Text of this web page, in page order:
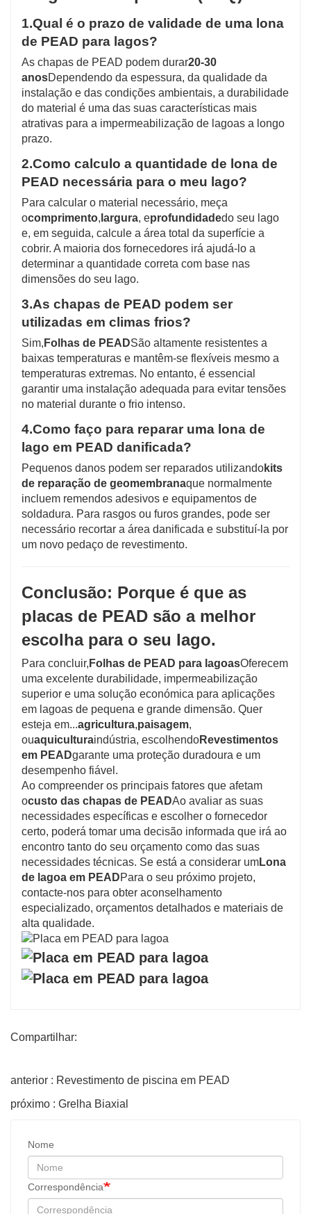
1.Qual é o prazo de validade de uma lona
de PEAD para lagos?
As chapas de PEAD podem durar20-30
anosDependendo da espessura, da qualidade da
instalação e das condições ambientais, a durabilidade
do material é uma das suas características mais
atrativas para a impermeabilização de lagoas a longo
prazo.
2.Como calculo a quantidade de lona de
PEAD necessária para o meu lago?
Para calcular o material necessário, meça
ocomprimento, largura, eprofundidadedo seu lago
e, em seguida, calcule a área total da superfície a
cobrir. A maioria dos fornecedores irá ajudá-lo a
determinar a quantidade correta com base nas
dimensões do seu lago.
3.As chapas de PEAD podem ser
utilizadas em climas frios?
Sim, Folhas de PEADSão altamente resistentes a
baixas temperaturas e mantêm-se flexíveis mesmo a
temperaturas extremas. No entanto, é essencial
garantir uma instalação adequada para evitar tensões
no material durante o frio intenso.
4.Como faço para reparar uma lona de
lago em PEAD danificada?
Pequenos danos podem ser reparados utilizandokits
de reparação de geomembranaque normalmente
incluem remendos adesivos e equipamentos de
soldadura. Para rasgos ou furos grandes, pode ser
necessário recortar a área danificada e substituí-la por
um novo pedaço de revestimento.
Conclusão: Porque é que as
placas de PEAD são a melhor
escolha para o seu lago.
Para concluir, Folhas de PEAD para lagoasOferecem
uma excelente durabilidade, impermeabilização
superior e uma solução económica para aplicações
em lagoas de pequena e grande dimensão. Quer
esteja em...agricultura,paisagem,
ouaquiculturaindústria, escolhendoRevestimentos
em PEADgarante uma proteção duradoura e um
desempenho fiável.
Ao compreender os principais fatores que afetam
ocusto das chapas de PEADAo avaliar as suas
necessidades específicas e escolher o fornecedor
certo, poderá tomar uma decisão informada que irá ao
encontro tanto do seu orçamento como das suas
necessidades técnicas. Se está a considerar umLona
de lagoa em PEADPara o seu próximo projeto,
contacte-nos para obter aconselhamento
especializado, orçamentos detalhados e materiais de
alta qualidade.
Compartilhar:
anterior : Revestimento de piscina em PEAD
próximo : Grelha Biaxial
Nome
Correspondência